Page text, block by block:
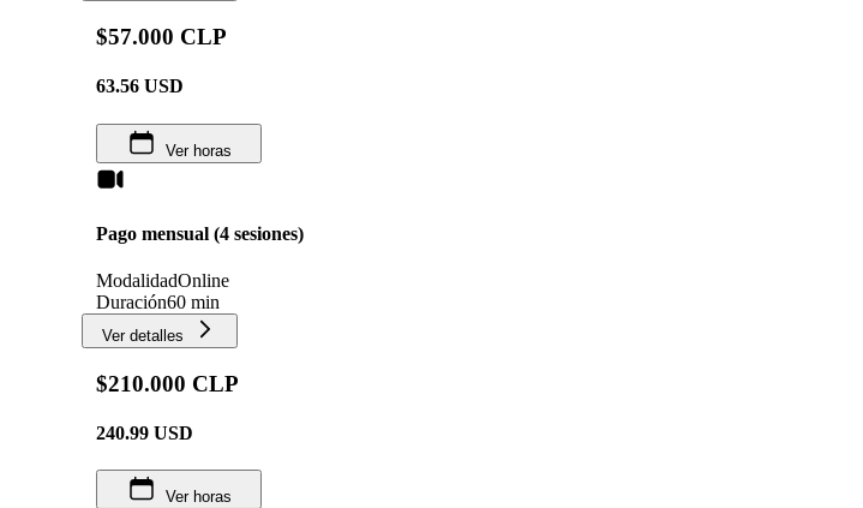
$57.000 CLP
63.56 USD
Ver horas
Pago mensual (4 sesiones)
ModalidadOnline
Duración60 min
Ver detalles
$210.000 CLP
240.99 USD
Ver horas